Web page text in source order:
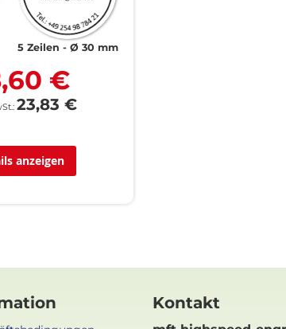
5 Zeilen Ø 30 mm
€
23,83 €
anzeigen
Kontakt